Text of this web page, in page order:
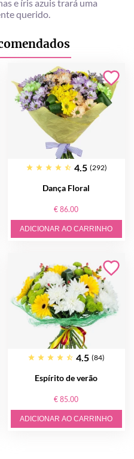
e íris azuis trará uma
querido.
4.5 (292)
Dança Floral
€ 86.00
ADICIONAR AO CARRINHO
4.5 (84)
Espírito de verão
€ 85.00
ADICIONAR AO CARRINHO